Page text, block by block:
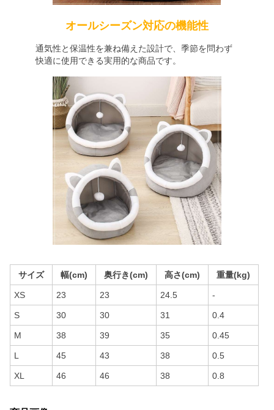
オールシーズン対応の機能性
通気性と保温性を兼ね備えた設計で、季節を問わず
快適に使用できる実用的な商品です。
サイズ 幅(cm) 奥行き(cm) 高さ(cm) 重量(kg)
XS 23 23 24.5 -
S 30 30 31 0.4
M 38 39 35 0.45
L 45 43 38 0.5
XL 46 46 38 0.8